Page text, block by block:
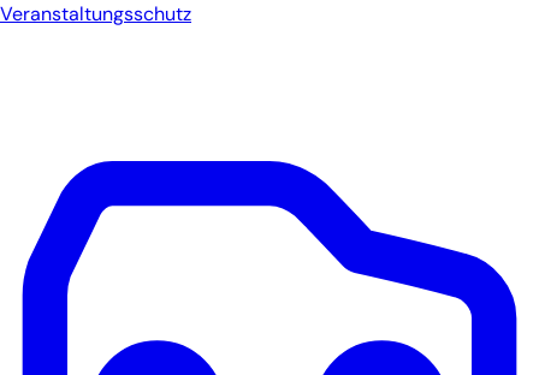
Veranstaltungsschutz